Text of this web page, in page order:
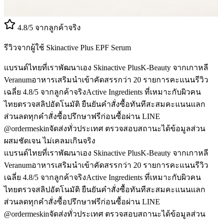
4.8/5 จากลูกค้าจริง
รีวิวจากผู้ใช้ Skinactive Plus EPF Serum
แบรนด์ไทยที่เราพัฒนาเอง Skinactive PlusK-Beauty จากเกาหลี
Veranumอาหารเสริมนำเข้าคัดสรรกว่า 20 รายการคะแนนรีวิว
เฉลี่ย 4.8/5 จากลูกค้าจริงActive Ingredients ที่เหมาะกับผิวคน
ไทยตรวจสลิปอัตโนมัติ ยืนยันคำสั่งซื้อทันทีสะสมคะแนนแลก
ส่วนลดทุกคำสั่งซื้อปรึกษาฟรีก่อนซื้อผ่าน LINE
@ordermeskinจัดส่งทั่วประเทศ ตรวจสอบสถานะได้ข้อมูลส่วน
ผสมชัดเจน ไม่เคลมเกินจริง
แบรนด์ไทยที่เราพัฒนาเอง Skinactive PlusK-Beauty จากเกาหลี
Veranumอาหารเสริมนำเข้าคัดสรรกว่า 20 รายการคะแนนรีวิว
เฉลี่ย 4.8/5 จากลูกค้าจริงActive Ingredients ที่เหมาะกับผิวคน
ไทยตรวจสลิปอัตโนมัติ ยืนยันคำสั่งซื้อทันทีสะสมคะแนนแลก
ส่วนลดทุกคำสั่งซื้อปรึกษาฟรีก่อนซื้อผ่าน LINE
@ordermeskinจัดส่งทั่วประเทศ ตรวจสอบสถานะได้ข้อมูลส่วน